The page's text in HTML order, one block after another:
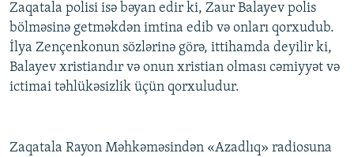
Zaqatala polisi isə bəyan edir ki, Zaur Balayev polis
bölməsinə getməkdən imtina edib və onları qorxudub.
İlya Zençenkonun sözlərinə görə, ittihamda deyilir ki,
Balayev xristiandır və onun xristian olması cəmiyyət və
ictimai təhlükəsizlik üçün qorxuludur.
Zaqatala Rayon Məhkəməsindən «Azadlıq» radiosuna